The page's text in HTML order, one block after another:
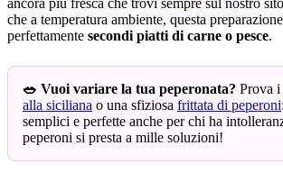
ancora più fresca che trovi sempre sul nostro
che a temperatura ambiente, questa
perfettamente secondi piatti di carne o pesce.
🥗 Vuoi variare la tua peperonata? Prova i
alla siciliana o una sfiziosa frittata di peperoni
semplici e perfette anche per chi ha
peperoni si presta a mille soluzioni!